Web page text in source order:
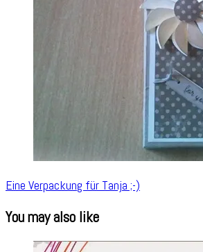
Eine Verpackung für Tanja ;-)
You may also like